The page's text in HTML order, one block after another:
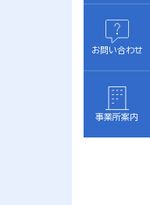
お問い合わせ
事業所案内